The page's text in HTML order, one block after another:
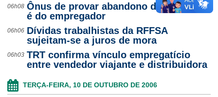
06h08 Ônus de provar abandono de emprego
é do empregador
06h06 Dívidas trabalhistas da RFFSA
sujeitam-se a juros de mora
06h03 TRT confirma vínculo empregatício
entre vendedor viajante e distribuidora
TERÇA-FEIRA, 10 DE OUTUBRO DE 2006